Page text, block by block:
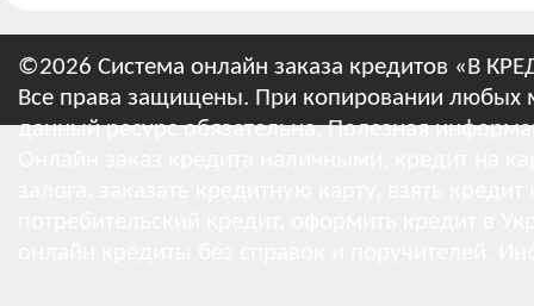
©2026 Система онлайн заказа кредитов «В
Все права защищены. При копировании любых
данный ресурс обязательна.Полезная